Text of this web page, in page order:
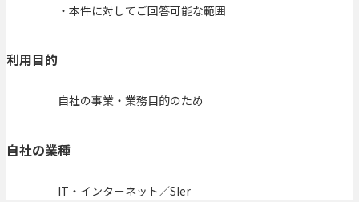
・本件に対してご回答可能な範囲
利用目的
自社の事業・業務目的のため
自社の業種
IT・インターネット／SIer